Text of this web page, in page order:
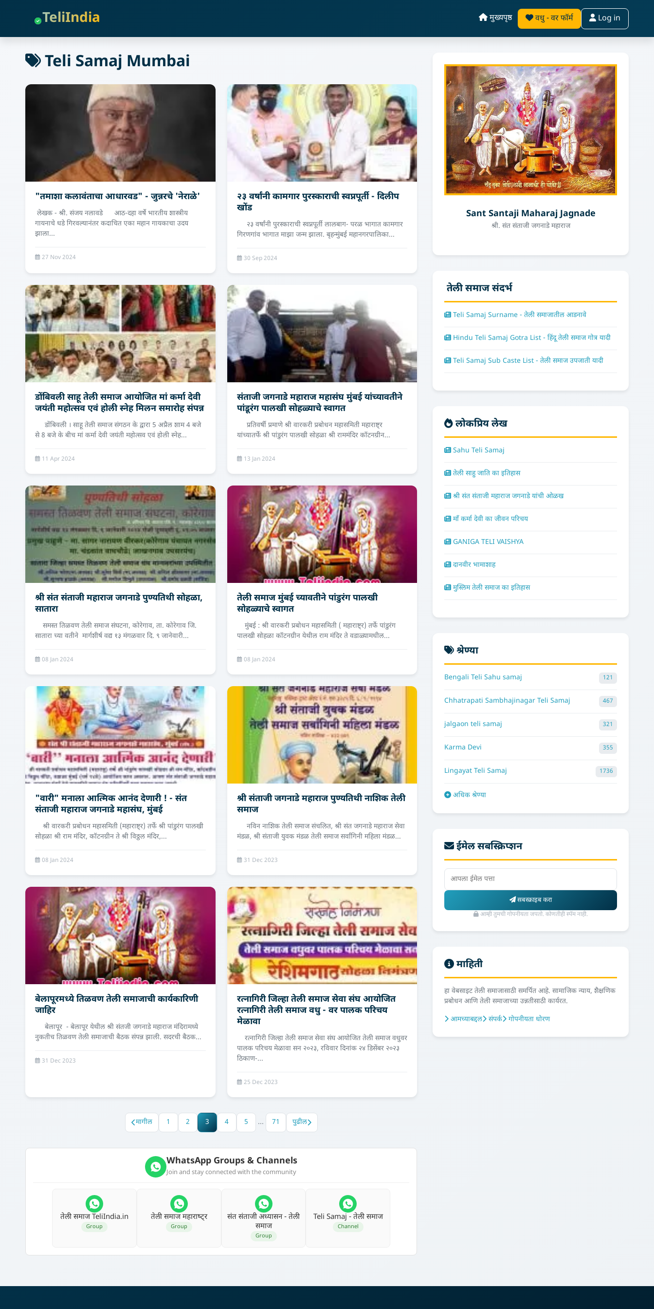
TeliIndia मुख्यपृष्ठ वधु - वर फॉर्म Log in
Teli Samaj Mumbai
"तमाशा कलावंताचा आधारवड" - जुन्नरचे 'नेराळे'
लेखक - श्री. संजय नलावडे आठ-दहा वर्षे भारतीय शास्त्रीय
गायनाचे धडे गिरवल्यानंतर कदाचित एका महान गायकाचा उदय
झाला...
27 Nov 2024
२३ वर्षांनी कामगार पुरस्काराची स्वप्नपूर्ती - दिलीप
खोंड
२३ वर्षांनी पुरस्काराची स्वप्नपूर्ती लालबाग- परळ भागात कामगार
गिरणगांव भागात माझा जन्म झाला. बृहन्मुंबई महानगरपालिका...
30 Sep 2024
डोंबिवली साहू तेली समाज आयोजित मां कर्मा देवी
जयंती महोत्सव एवं होली स्नेह मिलन समारोह संपन्न
डोंबिवली । साहू तेली समाज संगठन के द्वारा 5 अप्रैल शाम 4 बजे
से 8 बजे के बीच मां कर्मा देवी जयंती महोत्सव एवं होली स्नेह...
11 Apr 2024
संताजी जगनाडे महाराज महासंघ मुंबई यांच्यावतीने
पांडूरंग पालखी सोहळ्याचे स्वागत
प्रतिवर्षी प्रमाणे श्री वारकरी प्रबोधन महासमिती महाराष्ट्र
यांच्यातर्फे श्री पांडुरंग पालखी सोहळा श्री राममंदिर कॉटनग्रीन...
13 Jan 2024
श्री संत संताजी महाराज जगनाडे पुण्यतिथी सोहळा,
सातारा
समस्त तिळवण तेली समाज संघटना, कोरेगाव, ता. कोरेगाव जि.
सातारा च्‍या वतीने मार्गशीर्ष वद्य १३ मंगळवार दि. ९ जानेवारी...
08 Jan 2024
तेली समाज मुंबई च्‍यावतीने पांडुरंग पालखी
सोहळ्याचे स्‍वागत
मुंबई : श्री वारकरी प्रबोधन महासमिती ( महाराष्ट्र) तर्फे पांडुरंग
पालखी सोहळा कॉटनग्रीन येथील राम मंदिर ते वडाळ्यामधील...
08 Jan 2024
"वारी" मनाला आत्मिक आनंद देणारी ! - संत
संताजी महाराज जगनाडे महासंघ, मुंबई
श्री वारकरी प्रबोधन महासमिती (महाराष्ट्र) तर्फे श्री पांडुरंग पालखी
सोहळा श्री राम मंदिर, कॉटनग्रीन ते श्री विठ्ठल मंदिर,...
08 Jan 2024
श्री संताजी जगनाडे महाराज पुण्यतिथी नाशिक तेली
समाज
नविन नाशिक तेली समाज संचलित, श्री संत जगनाडे महाराज सेवा
मंडळ, श्री संताजी युवक मंडळ तेली समाज सर्वांगिनी महिला मंडळ...
31 Dec 2023
बेलापूरमध्ये तिळवण तेली समाजाची कार्यकारिणी
जाहिर
बेलापूर - बेलापूर येथील श्री संतजी जगनाडे महाराज मंदिरामध्ये
नुकतीच तिळवण तेली समाजाची बैठक संपन्न झाली. सदरची बैठक...
31 Dec 2023
रत्नागिरी जिल्हा तेली समाज सेवा संघ आयोजित
रत्नागिरी तेली समाज वधु - वर पालक परिचय
मेळावा
रत्नागिरी जिल्हा तेली समाज सेवा संघ आयोजित तेली समाज वधुवर
पालक परिचय मेळावा सन २०२३, रविवार दिनांक २४ डिसेंबर २०२३
ठिकाण-...
25 Dec 2023
मागील 1 2 3 4 5 ... 71 पुढील
WhatsApp Groups & Channels
Join and stay connected with the community
तेली समाज TeliIndia.in
Group
तेली समाज महाराष्‍ट्र
Group
संत संताजी अध्‍यासन - तेली
समाज
Group
Teli Samaj - तेली समाज
Channel
Sant Santaji Maharaj Jagnade
श्री. संत संताजी जगनाडे महाराज
तेली समाज संदर्भ
Teli Samaj Surname - तेली समाजातील आडनावे
Hindu Teli Samaj Gotra List - हिंदू तेली समाज गोत्र यादी
Teli Samaj Sub Caste List - तेली समाज उपजाती यादी
लोकप्रिय लेख
Sahu Teli Samaj
तेली साहु जाति का इतिहास
श्री संत संताजी महाराज जगनाडे यांची ओळख
माँ कर्मा देवी का जीवन परिचय
GANIGA TELI VAISHYA
दानवीर भामाशाह
मुस्लिम तेली समाज का इतिहास
श्रेण्या
Bengali Teli Sahu samaj 121
Chhatrapati Sambhajinagar Teli Samaj 467
jalgaon teli samaj 321
Karma Devi 355
Lingayat Teli Samaj 1736
अधिक श्रेण्या
ईमेल सबस्क्रिप्शन
सबस्क्राइब करा
आम्ही तुमची गोपनीयता जपतो. कोणतीही स्पॅम नाही.
माहिती
हा वेबसाइट तेली समाजासाठी समर्पित आहे. सामाजिक न्याय, शैक्षणिक
प्रबोधन आणि तेली समाजाच्या उन्नतीसाठी कार्यरत.
आमच्याबद्दल
संपर्क गोपनीयता धोरण